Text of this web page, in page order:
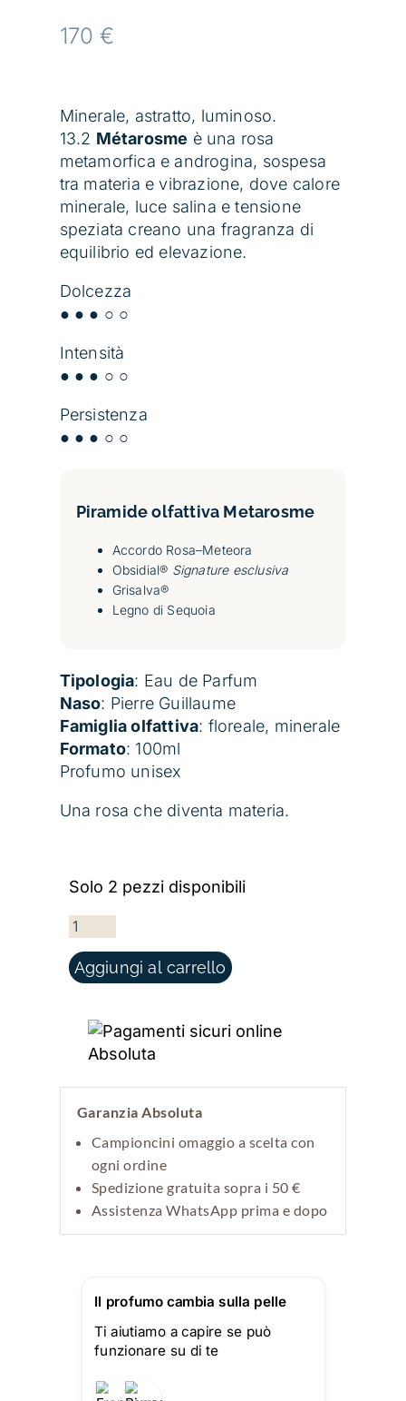
170 €
Minerale, astratto, luminoso.
13.2 Métarosme è una rosa
metamorfica e androgina, sospesa
tra materia e vibrazione, dove calore
minerale, luce salina e tensione
speziata creano una fragranza di
equilibrio ed elevazione.
Dolcezza
● ● ● ○ ○
Intensità
● ● ● ○ ○
Persistenza
● ● ● ○ ○
Piramide olfattiva Metarosme
Accordo Rosa–Meteora
Obsidial® Signature esclusiva
Grisalva®
Legno di Sequoia
Tipologia: Eau de Parfum
Naso: Pierre Guillaume
Famiglia olfattiva: floreale, minerale
Formato: 100ml
Profumo unisex
Una rosa che diventa materia.
Solo 2 pezzi disponibili
METAROSME QUANTITÀ
Aggiungi al carrello
Garanzia Absoluta
Campioncini omaggio a scelta con
ogni ordine
Spedizione gratuita sopra i 50 €
Assistenza WhatsApp prima e dopo
Il profumo cambia sulla pelle
Ti aiutiamo a capire se può
funzionare su di te